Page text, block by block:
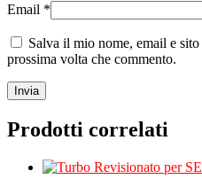
Email *
Salva il mio nome, email e
prossima volta che commento.
Prodotti correlati